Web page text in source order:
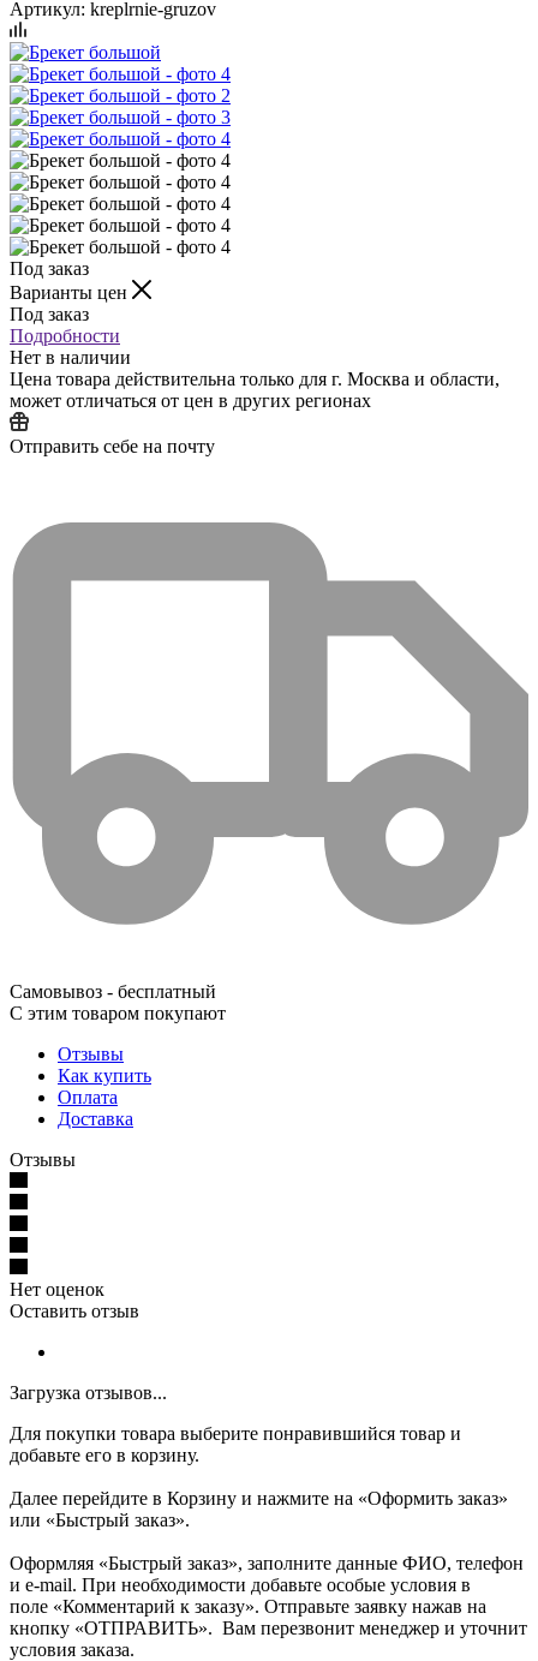
Артикул: kreplrnie-gruzov
Под заказ
Варианты цен
Под заказ
Подробности
Нет в наличии
Цена товара действительна только для г. Москва и области,
может отличаться от цен в других регионах
Отправить себе на почту
Самовывоз - бесплатный
С этим товаром покупают
Отзывы
Как купить
Оплата
Доставка
Отзывы
Нет оценок
Оставить отзыв
Загрузка отзывов...
Для покупки товара выберите понравившийся товар и
добавьте его в корзину.
Далее перейдите в Корзину и нажмите на «Оформить заказ»
или «Быстрый заказ».
Оформляя «Быстрый заказ», заполните данные ФИО, телефон
и e-mail. При необходимости добавьте особые условия в
поле «Комментарий к заказу». Отправьте заявку нажав на
кнопку «ОТПРАВИТЬ». Вам перезвонит менеджер и уточнит
условия заказа.